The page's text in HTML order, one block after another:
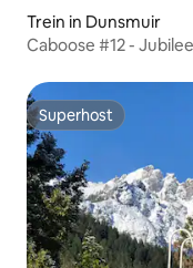
Trein in Dunsmuir
Caboose #12 -
Superhost
Superhost